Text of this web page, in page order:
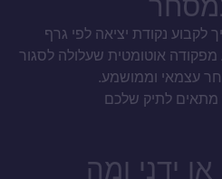
נקודת יציאה לפי גרף
מפקודה אוטומטית שעלולה לסגור
עצמאי וממושמע.
ידני ומה